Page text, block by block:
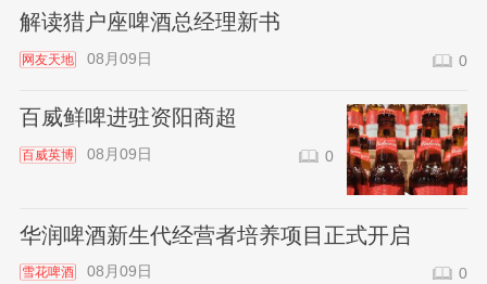
解读猎户座啤酒总经理新书
网友天地 08月09日 0
百威鲜啤进驻资阳商超
百威英博 08月09日 0
华润啤酒新生代经营者培养项目正式开启
雪花啤酒 08月09日 0